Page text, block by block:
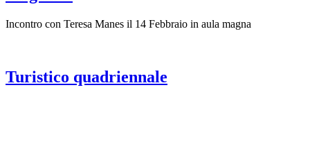
Incontro con Teresa Manes il 14 Febbraio in aula magna
Turistico quadriennale